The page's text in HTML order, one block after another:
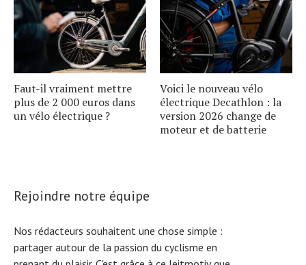
Faut-il vraiment mettre
plus de 2 000 euros dans
un vélo électrique ?
Voici le nouveau vélo
électrique Decathlon : la
version 2026 change de
moteur et de batterie
Rejoindre notre équipe
Nos rédacteurs souhaitent une chose simple :
partager autour de la passion du cyclisme en